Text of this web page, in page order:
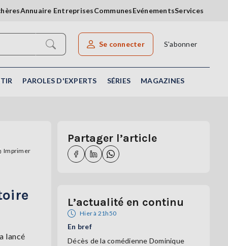
Annuaire EntreprisesCommunesEvénementsServices
Rechercher un article
Se connecter S'abonner
PAROLES D'EXPERTS SÉRIES MAGAZINES
Imprimer
lancé
Partager l’article
L’actualité en continu
Hier à 21h50
En bref
Décès de la comédienne Dominique